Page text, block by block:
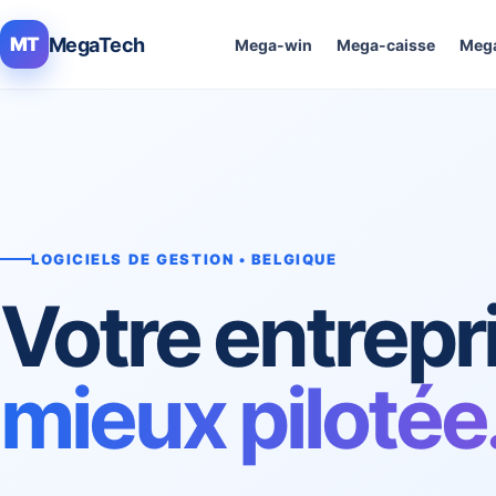
MT MegaTech Mega-win Mega-caisse
LOGICIELS DE GESTION • BELGIQUE
Votre
mieux